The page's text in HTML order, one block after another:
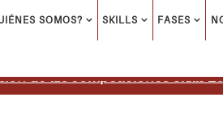
SOMOS? SKILLS FASES
de las competiciones Skills